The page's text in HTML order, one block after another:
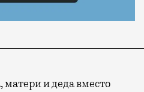
матери и деда вместо